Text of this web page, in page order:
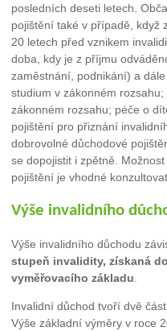
posledních deseti letech.
pojištění také v případě, když
20 letech před vznikem
doba, kdy je z příjmu
zaměstnání, podnikání) a
studium v zákonném
zákonném rozsahu; péče o
pojištění pro přiznání
dobrovolné důchodové
se dopojistit i zpětně.
pojištění je vhodné
Výše invalidního
Výše invalidního důchodu
stupeň invalidity, získaná
vyměřovacího základu
Invalidní důchod tvoří dvě
Výše základní výměry v roce